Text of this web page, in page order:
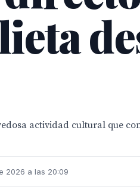
actividad cultural que
2026 a las 20:09